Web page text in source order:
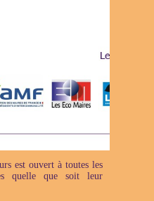
est ouvert à toutes les
quelle que soit leur